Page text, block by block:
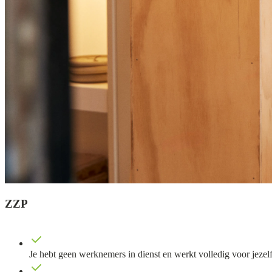
ZZP
Je hebt geen werknemers in dienst en werkt volledig voor